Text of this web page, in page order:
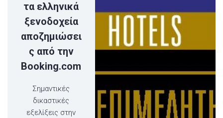
τα ελληνικά
ξενοδοχεία
αποζημιώσει
ς από την
Booking.com
Σημαντικές
δικαστικές
εξελίξεις στην